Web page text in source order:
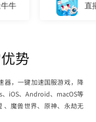
直播姬
势
器，一键加速国服游戏，降
iOS、Android、macOS等
、魔兽世界、原神、永劫无